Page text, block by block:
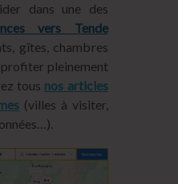
dans une des
vers Tende
gîtes, chambres
profiter pleinement
tous nos articles
(villes à visiter,